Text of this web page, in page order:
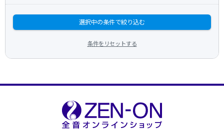
選択中の条件で絞り込む
条件をリセットする